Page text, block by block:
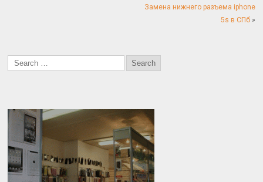
Замена нижнего разъема iphone
5s в СПб»